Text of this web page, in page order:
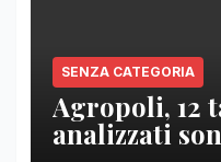
SENZA CATEGORIA
Agropoli, 12
analizzati